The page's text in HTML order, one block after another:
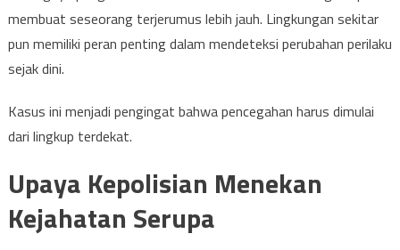
membuat seseorang terjerumus lebih jauh. Lingkungan sekitar
pun memiliki peran penting dalam mendeteksi perubahan perilaku
sejak dini.
Kasus ini menjadi pengingat bahwa pencegahan harus dimulai
dari lingkup terdekat.
Upaya Kepolisian Menekan
Kejahatan Serupa